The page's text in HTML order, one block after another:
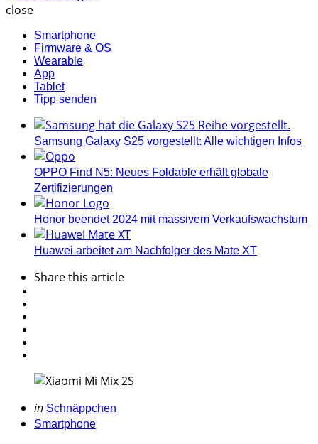
close
Smartphone
Firmware & OS
Wearable
App
Tablet
Tipp senden
Samsung Galaxy S25 vorgestellt: Alle wichtigen Infos
OPPO Find N5: Neues Foldable erhält globale
Zertifizierungen
Honor beendet 2024 mit massivem Verkaufswachstum
Huawei arbeitet am Nachfolger des Mate XT
Sharethis article
Categories
Posted
in
in Schnäppchen
Smartphone